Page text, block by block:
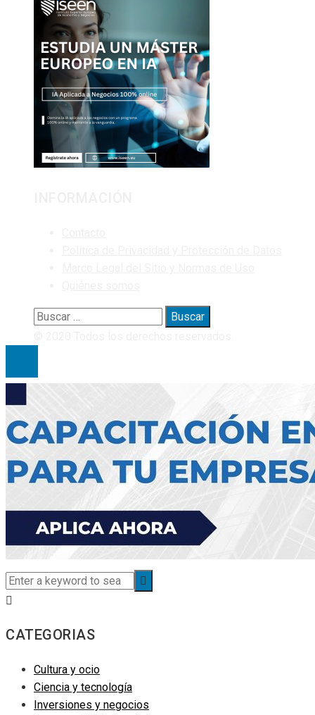
Buscar:
CATEGORIAS
Cultura y ocio
Ciencia y tecnología
Inversiones y negocios